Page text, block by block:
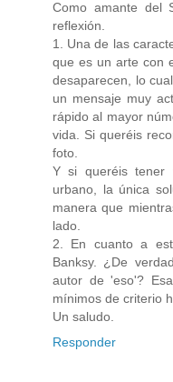
Como amante del
reflexión.
1. Una de las
que es un arte con
desaparecen, lo
un mensaje muy
rápido al mayor
vida. Si queréis
foto.
Y si queréis tener
urbano, la única
manera que
lado.
2. En cuanto a
Banksy. ¿De
autor de 'eso'?
mínimos de criterio
Un saludo.
Responder